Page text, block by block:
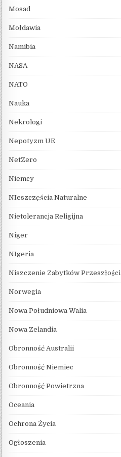
Mosad
Mołdawia
Namibia
NASA
NATO
Nauka
Nekrologi
Nepotyzm UE
NetZero
Niemcy
NIeszczęścia Naturalne
Nietolerancja Religijna
Niger
NIgeria
Niszczenie Zabytków Przeszłości
Norwegia
Nowa Południowa Walia
Nowa Zelandia
Obronność Australii
Obronność Niemiec
Obronność Powietrzna
Oceania
Ochrona Życia
Ogłoszenia